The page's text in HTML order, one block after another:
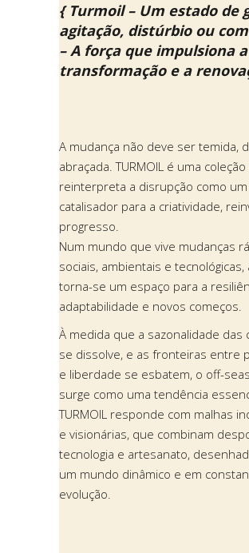
{ Turmoil – Um estado de
agitação, distúrbio ou
– A força que impulsiona a
transformação e a
A mudança não deve ser temida,
abraçada. TURMOIL é uma
reinterpreta a disrupção como um
catalisador para a criatividade,
progresso.
Num mundo que vive mudanças
sociais, ambientais e tecnológicas,
torna-se um espaço para a
adaptabilidade e novos começos.
À medida que a sazonalidade das
se dissolve, e as fronteiras entre
e liberdade se esbatem, o off-
surge como uma tendência
TURMOIL responde com malhas
e visionárias, que combinam
tecnologia e artesanato,
um mundo dinâmico e em
evolução.